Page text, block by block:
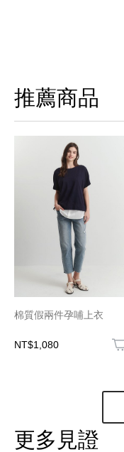
推薦商品
棉質假兩件孕哺上衣
NT$1,080
更多見證